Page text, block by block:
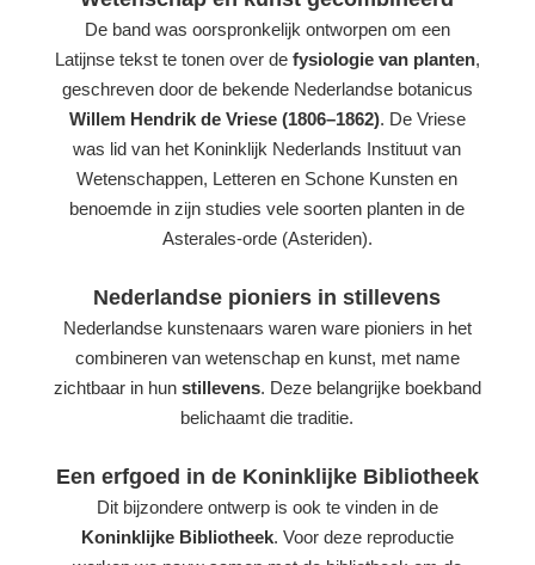
De band was oorspronkelijk ontworpen om een
Latijnse tekst te tonen over de fysiologie van planten,
geschreven door de bekende Nederlandse botanicus
Willem Hendrik de Vriese (1806–1862). De Vriese
was lid van het Koninklijk Nederlands Instituut van
Wetenschappen, Letteren en Schone Kunsten en
benoemde in zijn studies vele soorten planten in de
Asterales-orde (Asteriden).
Nederlandse pioniers in stillevens
Nederlandse kunstenaars waren ware pioniers in het
combineren van wetenschap en kunst, met name
zichtbaar in hun stillevens. Deze belangrijke boekband
belichaamt die traditie.
Een erfgoed in de Koninklijke Bibliotheek
Dit bijzondere ontwerp is ook te vinden in de
Koninklijke Bibliotheek. Voor deze reproductie